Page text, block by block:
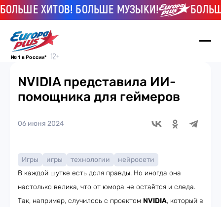
ХИТОВ! БОЛЬШЕ МУЗЫКИ! БОЛЬШЕ
№ 1 в России*
NVIDIA представила ИИ-
помощника для геймеров
06 июня 2024
Игры игры технологии
нейросети
В каждой шутке есть доля правды. Но иногда она
настолько велика, что от юмора не остаётся и следа.
Так, например, случилось с проектом NVIDIA, который в